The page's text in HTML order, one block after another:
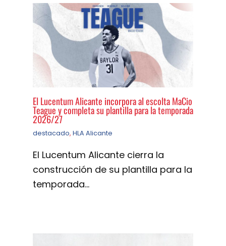
El Lucentum Alicante incorpora al escolta MaCio
Teague y completa su plantilla para la temporada
2026/27
destacado, HLA Alicante
El Lucentum Alicante cierra la
construcción de su plantilla para la
temporada…